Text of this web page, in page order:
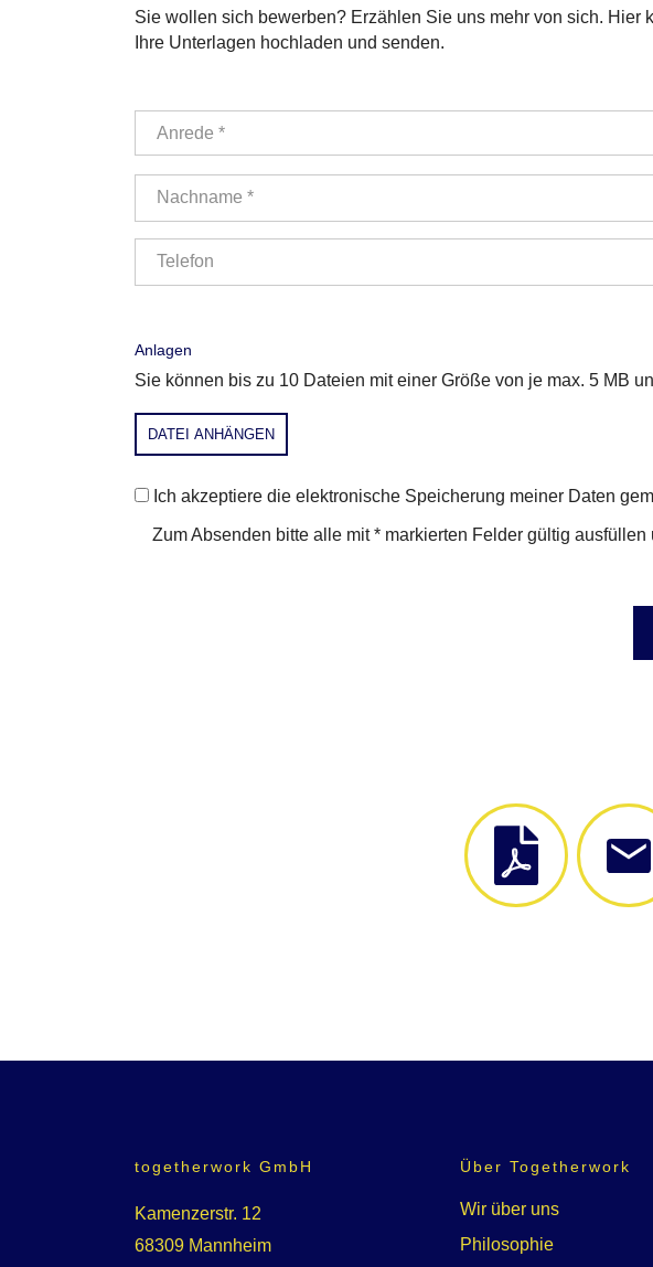
Sie wollen sich bewerben? Erzählen Sie uns mehr von sich.
Ihre Unterlagen hochladen und senden.
Anrede *
Nachname *
Telefon
Anlagen
Sie können bis zu 10 Dateien mit einer Größe von je max. 5 MB
DATEI ANHÄNGEN
Ich akzeptiere die elektronische Speicherung meiner Daten
Zum Absenden bitte alle mit * markierten Felder gültig
togetherwork GmbH
Kamenzerstr. 12
68309 Mannheim
Über Togetherwork
Wir über uns
Philosophie